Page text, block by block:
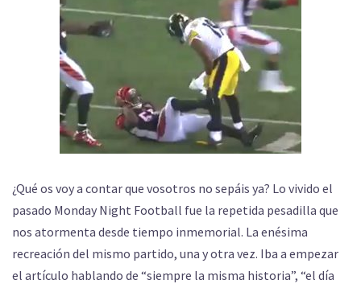
¿Qué os voy a contar que vosotros no sepáis ya? Lo vivido el
pasado Monday Night Football fue la repetida pesadilla que
nos atormenta desde tiempo inmemorial. La enésima
recreación del mismo partido, una y otra vez. Iba a empezar
el artículo hablando de “siempre la misma historia”, “el día